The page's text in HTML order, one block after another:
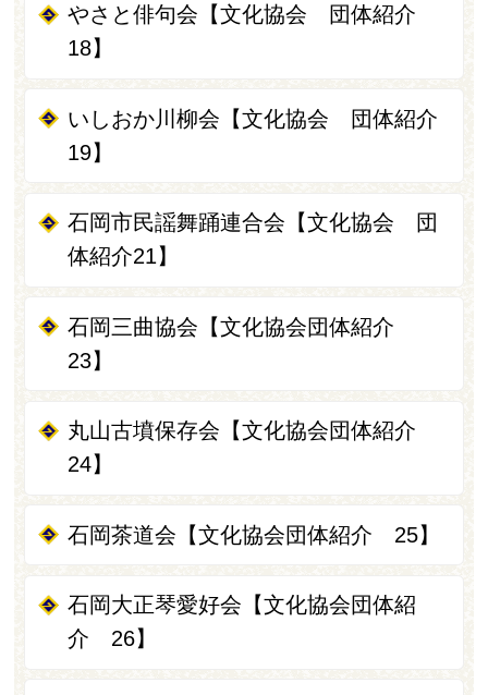
やさと俳句会【文化協会 団体紹介
18】
いしおか川柳会【文化協会 団体紹介
19】
石岡市民謡舞踊連合会【文化協会 団
体紹介21】
石岡三曲協会【文化協会団体紹介
23】
丸山古墳保存会【文化協会団体紹介
24】
石岡茶道会【文化協会団体紹介 25】
石岡大正琴愛好会【文化協会団体紹
介 26】